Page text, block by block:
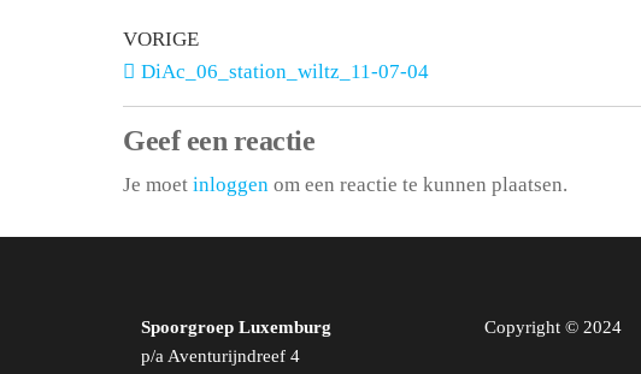
VORIGE
DiAc_06_station_wiltz_11-07-04
Geef een reactie
Je moet inloggen om een reactie te kunnen plaatsen.
Spoorgroep Luxemburg
p/a Aventurijndreef 4
Copyright © 2024